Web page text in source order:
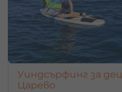
Уиндсърфинг за
Царево